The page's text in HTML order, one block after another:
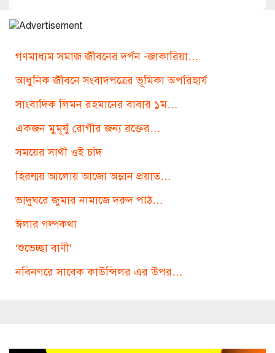
গণমাধ্যম সমাজ জীবনের দর্পন -জাকারিয়া…
আধুনিক জীবনে সংবাদপত্রের ভূমিকা অপরিহার্য
সাংবাদিক লিমন রহমানের বাবার ১ম…
একজন মুমূর্ষু রোগীর জন্য রক্তের…
সময়ের সাথী ওই চাঁদ
হিরন্ময় আলোয় আজো অম্লান প্রয়াত…
ভাদুঘরে জুমার নামাজে দরুদ পাঠ…
ঈলার গল্পকথা
‘শুভেচ্ছা বাণী’
নবিনগরে সাবেক কাউন্সিলর এর উপর…